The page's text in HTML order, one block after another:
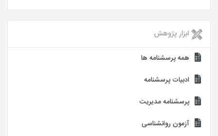
ابزار پژوهش
همه پرسشنامه ها
ادبیات پرسشنامه
پرسشنامه مدیریت
آزمون روانشناسی